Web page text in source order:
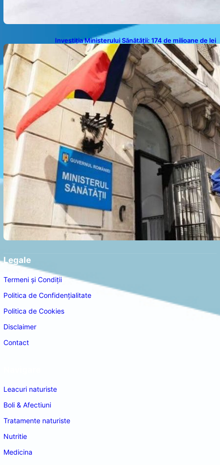
Investiția Ministerului Sănătății: 174 de milioane de lei
pentru modernizarea sistemului sanitar din România
Legale
Termeni și Condiții
Politica de Confidențialitate
Politica de Cookies
Disclaimer
Contact
Leacuri naturiste
Boli & Afectiuni
Tratamente naturiste
Nutritie
Medicina